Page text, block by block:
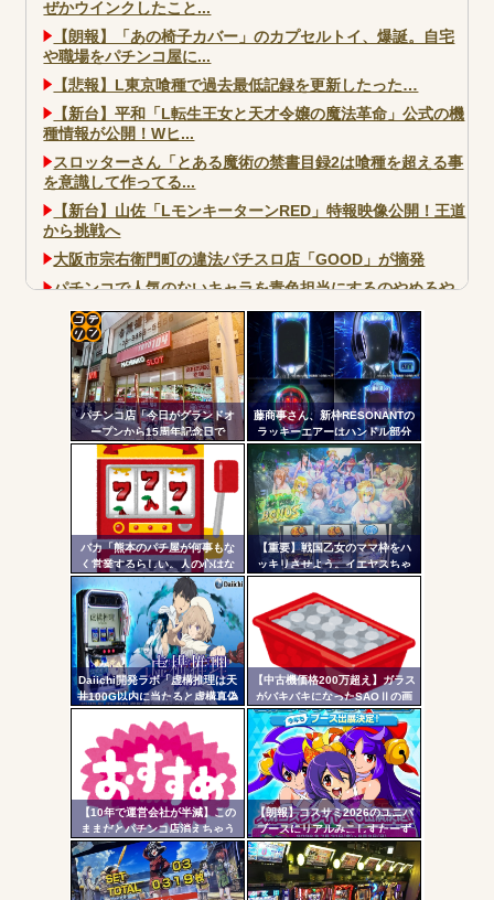
ぜかウインクしたこと...
【朗報】「あの椅子カバー」のカプセルトイ、爆誕。自宅
や職場をパチンコ屋に...
【悲報】L東京喰種で過去最低記録を更新したった…
【新台】平和「L転生王女と天才令嬢の魔法革命」公式の機
種情報が公開！Wヒ...
スロッターさん「とある魔術の禁書目録2は喰種を超える事
を意識して作ってる...
【新台】山佐「LモンキーターンRED」特報映像公開！王道
から挑戦へ
大阪市宗右衛門町の違法パチスロ店「GOOD」が摘発
パチンコで人気のないキャラを青色担当にするのやめろや
ワイ、パチンコ屋店員の目の前で会員カードを握り潰し
「今までありがとう」と...
無職のパチンコカス(22)なんやが、ワイの人生どれくらい
ヤバいか教えて？...
AngelBeats!とかいうクソアニメの思い出ｗｗｗ
Powered by livedoor 相互RSS
パチンコ店「今日がグランドオ
ープンから15周年記念日で
す！」←ワイ「五万負けてま
す」
藤商事さん、新枠RESONANTの
ラッキーエアーはハンドル部分
からのみで枠上部からの風は無
い模様。ヅラに配慮したか？
バカ「熊本のパチ屋が何事もな
く営業するらしい。人の心はな
いのか」←なんでも自粛させた
がるヤツって害悪だよな
【重要】戦国乙女のママ枠をハ
ッキリさせよう。イエヤスちゃ
んやヒデヨシちゃんはママなの
か。ノブ様はママではないのか
を
Daiichi開発ラボ「虚構推理は天
井100G以内に当たると虚構真偽
が2回当選するまで転落しない状
態に突入するぞ。300G・700G
の天井も一緒」
【中古機価格200万超え】ガラス
がバキバキになったSAOⅡの画
像が話題に…
【10年で運営会社が半減】この
ままだとパチンコ店消えちゃう
けど…それでいいの？
【朗報】コスサミ2026のユニバ
ブースにリアルみこしすたーず
が降臨！！！電音部の実機も!？
コテ
リン
- 固
定リ
ンク
自動
更新
ツー
ル